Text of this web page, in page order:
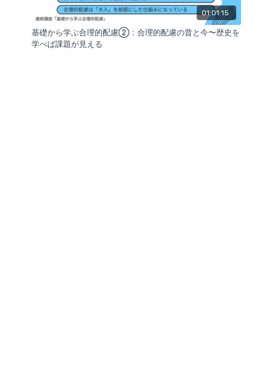
01:01:15
基礎から学ぶ合理的配慮②：合理的配慮の昔と今〜歴史を
学べば課題が見える